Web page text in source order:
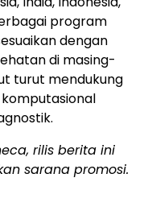
program
dengan
di masing-
turut mendukung
rilis berita ini
sarana promosi.